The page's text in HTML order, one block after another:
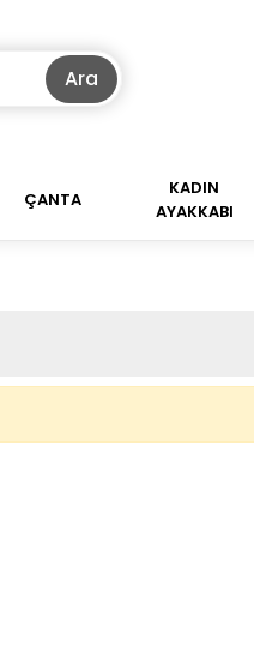
Ara
ÇANTA
KADIN
AYAKKABI